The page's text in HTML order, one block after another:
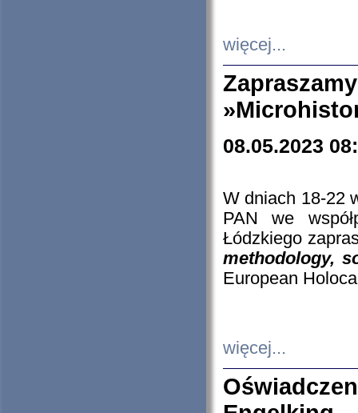
więcej...
08.05.2023
W dniach 18-22
PAN we
Łódzkiego
methodology,
European
więcej...